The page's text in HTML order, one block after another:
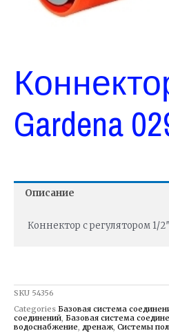
Gardena
Описание
Коннектор с регулятором 1/2″
SKU 54356
Categories Базовая система
соединений, Базовая система
водоснабжение, дренаж, Системы